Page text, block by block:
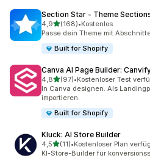
Section Star ‑ Theme
4,9von 5 Sternen
(168)
168 Rezensionen insgesamt
•Kostenlos
Passe dein Theme mit
Built for Shopify
Canva AI Page Builder:
4,8von 5 Sternen
(97)
97 Rezensionen insgesamt
•Kostenloser Test
In Canva designen. Als
importieren.
Built for Shopify
Kluck: AI Store Builder
4,5von 5 Sternen
(11)
11 Rezensionen insgesamt
•Kostenloser Plan
KI-Store-Builder für